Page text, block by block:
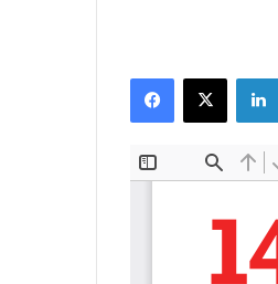
Facebook
X